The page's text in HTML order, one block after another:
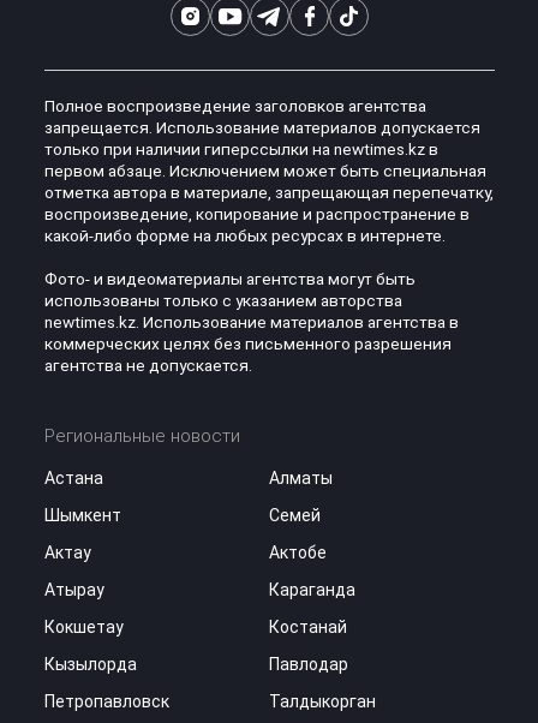
Полное воспроизведение заголовков агентства
запрещается. Использование материалов допускается
только при наличии гиперссылки на newtimes.kz в
первом абзаце. Исключением может быть специальная
отметка автора в материале, запрещающая перепечатку,
воспроизведение, копирование и распространение в
какой-либо форме на любых ресурсах в интернете.
Фото- и видеоматериалы агентства могут быть
использованы только с указанием авторства
newtimes.kz. Использование материалов агентства в
коммерческих целях без письменного разрешения
агентства не допускается.
Региональные новости
Астана
Алматы
Шымкент
Семей
Актау
Актобе
Атырау
Караганда
Кокшетау
Костанай
Кызылорда
Павлодар
Петропавловск
Талдыкорган